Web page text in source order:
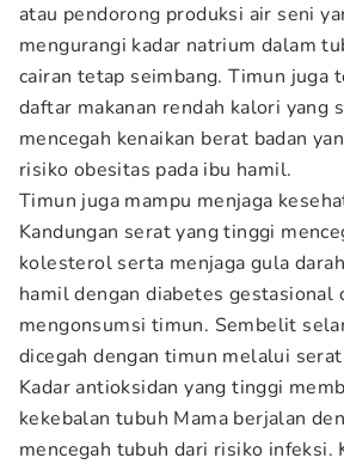
atau pendorong produksi air seni
mengurangi kadar natrium dalam
cairan tetap seimbang. Timun juga
daftar makanan rendah kalori yang
mencegah kenaikan berat badan
risiko obesitas pada ibu hamil.
Timun juga mampu menjaga
Kandungan serat yang tinggi
kolesterol serta menjaga gula
hamil dengan diabetes gestasional
mengonsumsi timun. Sembelit
dicegah dengan timun melalui
Kadar antioksidan yang tinggi
kekebalan tubuh Mama berjalan
mencegah tubuh dari risiko infeksi.